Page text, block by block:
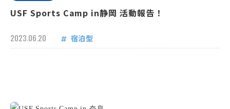
USF Sports Camp in静岡 活動報告！
2023.06.20 宿泊型